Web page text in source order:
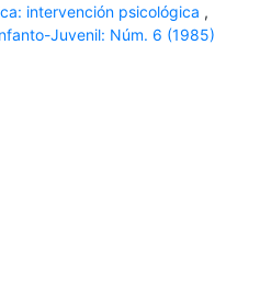
intervención psicológica ,
Juvenil: Núm. 6 (1985)